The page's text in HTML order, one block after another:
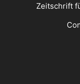
Zeitschrift